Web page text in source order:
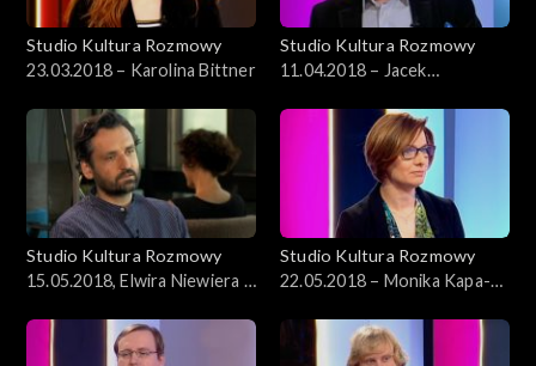
Studio Kultura Rozmowy
23.03.2018 – Karolina Bittner
Studio Kultura Rozmowy
11.04.2018 – Jacek
Studio Kultura Rozmowy
15.05.2018, Elwira Niewiera i
Studio Kultura Rozmowy
22.05.2018 – Monika Kapa-